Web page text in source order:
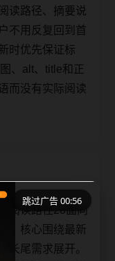
读路径、摘要说
不用反复回到首
时优先保证标
、alt、title和正
而没有实际阅读
阅读路径28面向
，核心围绕最新
长尾需求展开。
跳过广告 00:56